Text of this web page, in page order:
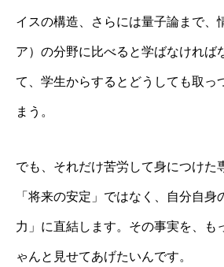
イスの構造、さらには量子論まで、
ア）の分野に比べると学ばなければ
て、学生からするとどうしても取っ
まう。
でも、それだけ苦労して身につけた
「将来の安定」ではなく、自分自身
力」に直結します。その事実を、も
ゃんと見せてあげたいんです。